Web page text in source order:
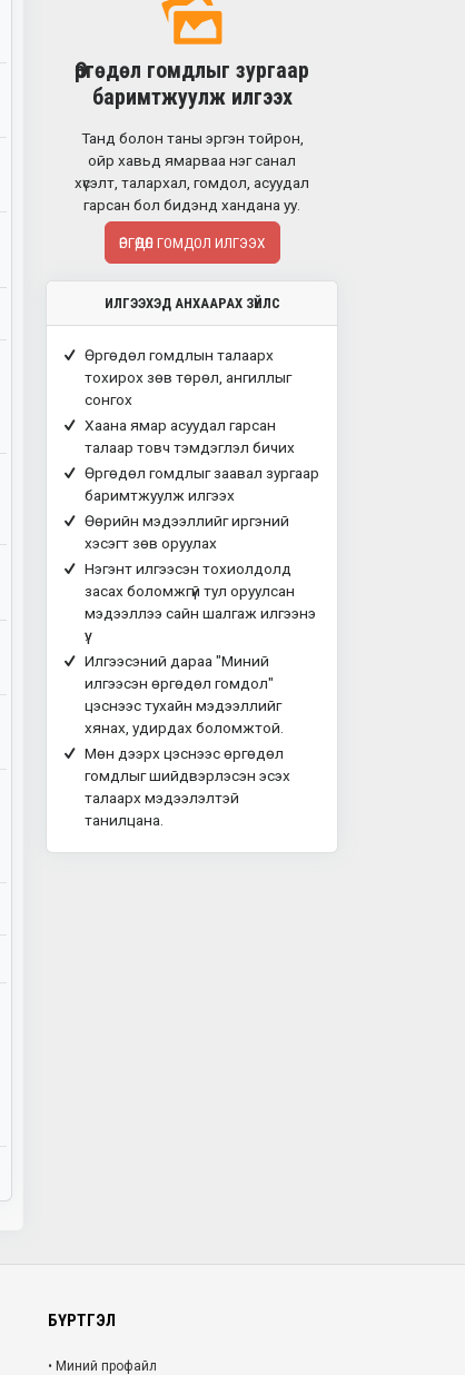
Өргөдөл гомдлыг зургаар
баримтжуулж илгээх
Танд болон таны эргэн тойрон,
ойр хавьд ямарваа нэг санал
хүсэлт, талархал, гомдол, асуудал
гарсан бол бидэнд хандана уу.
ӨРГӨДӨЛ ГОМДОЛ ИЛГЭЭХ
ИЛГЭЭХЭД АНХААРАХ ЗҮЙЛС
Өргөдөл гомдлын талаарх
тохирох зөв төрөл, ангиллыг
сонгох
Хаана ямар асуудал гарсан
талаар товч тэмдэглэл бичих
Өргөдөл гомдлыг заавал зургаар
баримтжуулж илгээх
Өөрийн мэдээллийг иргэний
хэсэгт зөв оруулах
Нэгэнт илгээсэн тохиолдолд
засах боломжгүй тул оруулсан
мэдээллээ сайн шалгаж илгээнэ
үү.
Илгээсэний дараа "Миний
илгээсэн өргөдөл гомдол"
цэснээс тухайн мэдээллийг
хянах, удирдах боломжтой.
Мөн дээрх цэснээс өргөдөл
гомдлыг шийдвэрлэсэн эсэх
талаарх мэдээлэлтэй
танилцана.
БҮРТГЭЛ
• Миний профайл